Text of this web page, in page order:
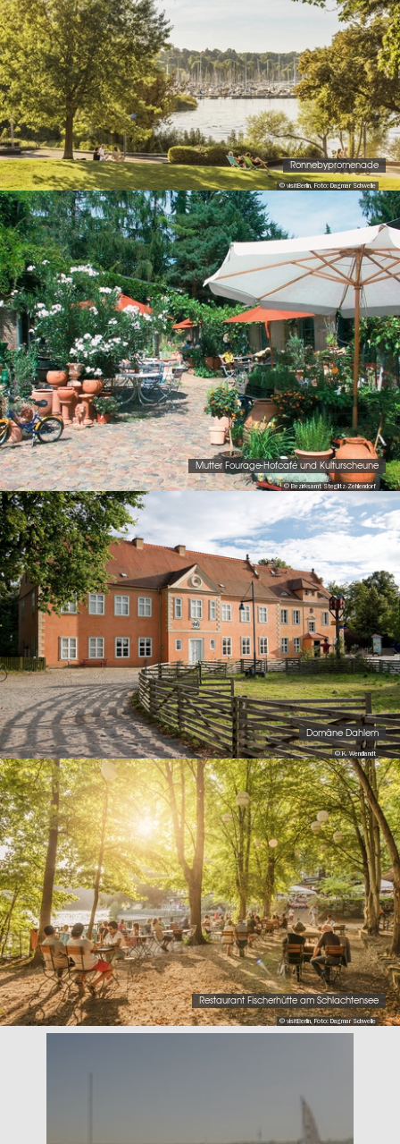
© visitBerlin, Foto: Dagmar Schwelle
Ronnebypromenade
© Bezirksamt Steglitz-Zehlendorf
Mutter Fourage-Hofcafé und Kulturscheune
© K. Wendlandt
Domäne Dahlem
© visitBerlin, Foto: Dagmar Schwelle
Restaurant Fischerhütte am Schlachtensee